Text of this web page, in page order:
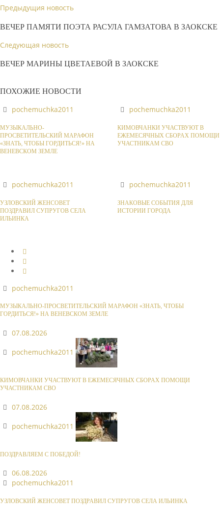
Предыдущия новость
ВЕЧЕР ПАМЯТИ ПОЭТА РАСУЛА ГАМЗАТОВА В ЗАОКСКЕ
Следующая новость
ВЕЧЕР МАРИНЫ ЦВЕТАЕВОЙ В ЗАОКСКЕ
ПОХОЖИЕ НОВОСТИ
pochemuchka2011
МУЗЫКАЛЬНО-
ПРОСВЕТИТЕЛЬСКИЙ МАРАФОН
«ЗНАТЬ, ЧТОБЫ ГОРДИТЬСЯ!» НА
ВЕНЕВСКОМ ЗЕМЛЕ
pochemuchka2011
КИМОВЧАНКИ УЧАСТВУЮТ В
ЕЖЕМЕСЯЧНЫХ СБОРАХ ПОМОЩИ
УЧАСТНИКАМ СВО
pochemuchka2011
УЗЛОВСКИЙ ЖЕНСОВЕТ
ПОЗДРАВИЛ СУПРУГОВ СЕЛА
ИЛЬИНКА
pochemuchka2011
ЗНАКОВЫЕ СОБЫТИЯ ДЛЯ
ИСТОРИИ ГОРОДА
pochemuchka2011
МУЗЫКАЛЬНО-ПРОСВЕТИТЕЛЬСКИЙ МАРАФОН «ЗНАТЬ, ЧТОБЫ
ГОРДИТЬСЯ!» НА ВЕНЕВСКОМ ЗЕМЛЕ
07.08.2026
pochemuchka2011
КИМОВЧАНКИ УЧАСТВУЮТ В ЕЖЕМЕСЯЧНЫХ СБОРАХ ПОМОЩИ
УЧАСТНИКАМ СВО
07.08.2026
pochemuchka2011
ПОЗДРАВЛЯЕМ С ПОБЕДОЙ!
06.08.2026
pochemuchka2011
УЗЛОВСКИЙ ЖЕНСОВЕТ ПОЗДРАВИЛ СУПРУГОВ СЕЛА ИЛЬИНКА